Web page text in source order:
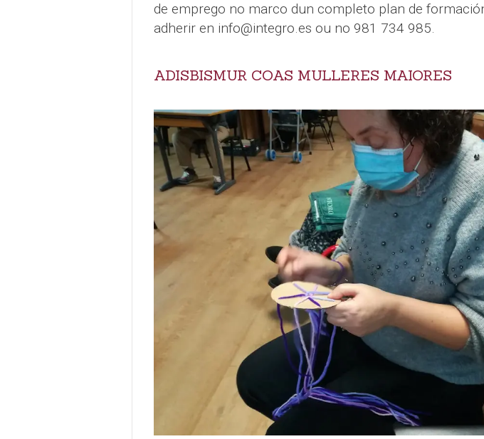
de emprego no marco dun completo plan de
adherir en info@integro.es ou no 981 734 985.
ADISBISMUR COAS MULLERES MAIORES